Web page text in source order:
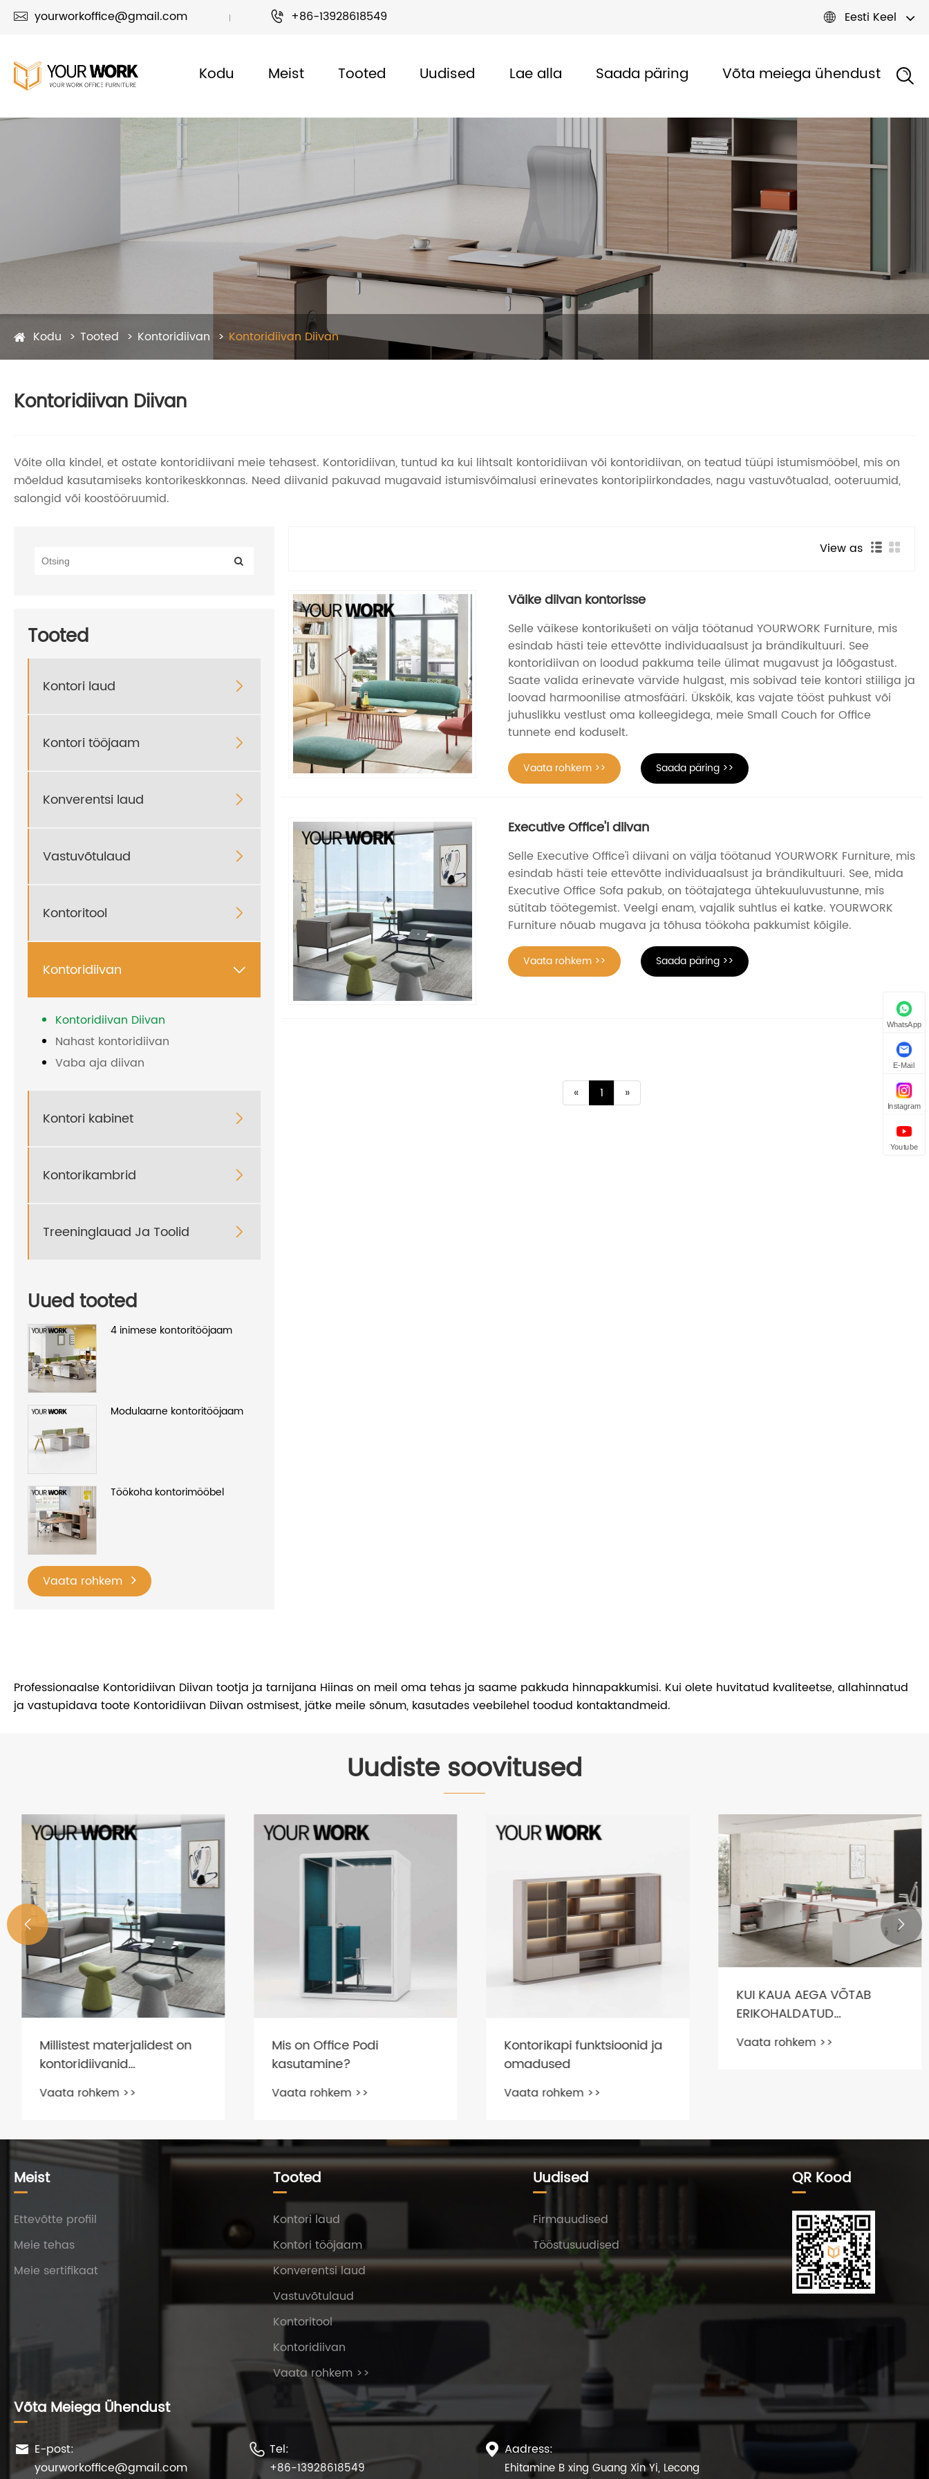
 yourworkoffice@gmail.com  +86-13928618549  Eesti Keel
Kodu Meist Tooted Uudised Lae alla Saada päring Võta meiega ühendust
Kodu Tooted Kontoridiivan Kontoridiivan Diivan
Kontoridiivan Diivan
Võite olla kindel, et ostate kontoridiivani meie tehasest. Kontoridiivan, tuntud ka kui lihtsalt kontoridiivan või kontoridiivan, on teatud tüüpi istumismööbel, mis on
mõeldud kasutamiseks kontorikeskkonnas. Need diivanid pakuvad mugavaid istumisvõimalusi erinevates kontoripiirkondades, nagu vastuvõtualad, ooteruumid,
salongid või koostööruumid.
Tooted
Kontori laud 
Kontori tööjaam 
Konverentsi laud 
Vastuvõtulaud 
Kontoritool 
Kontoridiivan 
Kontoridiivan Diivan
Nahast kontoridiivan
Vaba aja diivan
Kontori kabinet 
Kontorikambrid 
Treeninglauad Ja Toolid 
Uued tooted
4 inimese kontoritööjaam
Modulaarne kontoritööjaam
Töökoha kontorimööbel
Vaata rohkem
View as
Väike diivan kontorisse
Selle väikese kontorikušeti on välja töötanud YOURWORK Furniture, mis
esindab hästi teie ettevõtte individuaalsust ja brändikultuuri. See
kontoridiivan on loodud pakkuma teile ülimat mugavust ja lõõgastust.
Saate valida erinevate värvide hulgast, mis sobivad teie kontori stiiliga ja
loovad harmoonilise atmosfääri. Ükskõik, kas vajate tööst puhkust või
juhuslikku vestlust oma kolleegidega, meie Small Couch for Office
tunnete end koduselt.
Vaata rohkem >> Saada päring >>
Executive Office'i diivan
Selle Executive Office'i diivani on välja töötanud YOURWORK Furniture, mis
esindab hästi teie ettevõtte individuaalsust ja brändikultuuri. See, mida
Executive Office Sofa pakub, on töötajatega ühtekuuluvustunne, mis
sütitab töötegemist. Veelgi enam, vajalik suhtlus ei katke. YOURWORK
Furniture nõuab mugava ja tõhusa töökoha pakkumist kõigile.
Vaata rohkem >> Saada päring >>
« 1 »
Professionaalse Kontoridiivan Diivan tootja ja tarnijana Hiinas on meil oma tehas ja saame pakkuda hinnapakkumisi. Kui olete huvitatud kvaliteetse, allahinnatud
ja vastupidava toote Kontoridiivan Diivan ostmisest, jätke meile sõnum, kasutades veebilehel toodud kontaktandmeid.
Uudiste soovitused
Millistest materjalidest on
kontoridiivanid
valmistatud?
Vaata rohkem >>
Mis on Office Podi
kasutamine?
Vaata rohkem >>
Kontorikapi funktsioonid ja
omadused
Vaata rohkem >>
KUI KAUA AEGA VÕTAB
ERIKOHALDATUD
VALMISTAMINE?
Vaata rohkem >>
 
Meist
Ettevõtte profiil
Meie tehas
Meie sertifikaat
Tooted
Kontori laud
Kontori tööjaam
Konverentsi laud
Vastuvõtulaud
Kontoritool
Kontoridiivan
Vaata rohkem >>
Uudised
Firmauudised
Tööstusuudised
QR Kood
Võta Meiega Ühendust
 E-post:
yourworkoffice@gmail.com
 Tel:
+86-13928618549
 Aadress:
Ehitamine B xing Guang Xin Yi, Lecong
WhatsApp
E-Mail
Instagram
Youtube